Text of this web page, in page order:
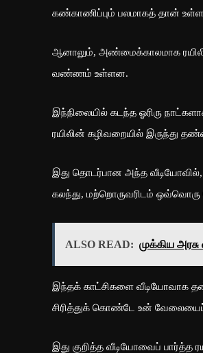
கண்காணிப்பும் பலமாகத் தான்
ஆனாலும், அண்மைக்காலமாக
வண்ணம் உள்ளன.
இந்நிலையில் கடந்த ஓரிரு
ரயிலின் கழிவறையில் இருந்து
இது தொடர்பான அந்த வீடியோவில்,
கலந்து, மற்றொருவரிடம் ஒவ்வொரு
ALSO READ: முக்கிய
இந்தக் காட்சிகளை வீடியோவாக
சிரித்துக் கொண்டே உன்
இது குறித்த வீடியோவைப் பார்த்த